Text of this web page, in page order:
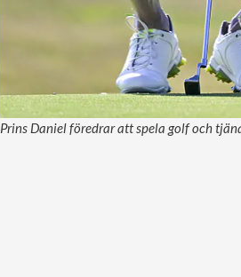
Prins Daniel föredrar att spela golf och